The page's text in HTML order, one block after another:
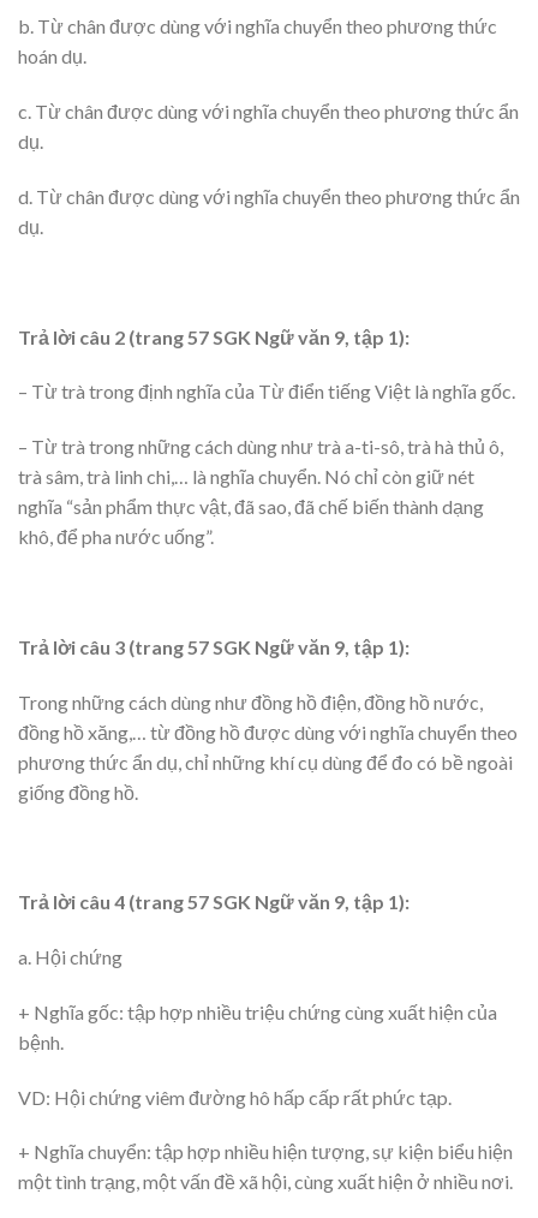
b. Từ chân được dùng với nghĩa chuyển theo phương thức
hoán dụ.
c. Từ chân được dùng với nghĩa chuyển theo phương thức ẩn
dụ.
d. Từ chân được dùng với nghĩa chuyển theo phương thức ẩn
dụ.
Trả lời câu 2 (trang 57 SGK Ngữ văn 9, tập 1):
– Từ trà trong định nghĩa của Từ điển tiếng Việt là nghĩa gốc.
– Từ trà trong những cách dùng như trà a-ti-sô, trà hà thủ ô,
trà sâm, trà linh chi,… là nghĩa chuyển. Nó chỉ còn giữ nét
nghĩa “sản phẩm thực vật, đã sao, đã chế biến thành dạng
khô, để pha nước uống”.
Trả lời câu 3 (trang 57 SGK Ngữ văn 9, tập 1):
Trong những cách dùng như đồng hồ điện, đồng hồ nước,
đồng hồ xăng,… từ đồng hồ được dùng với nghĩa chuyển theo
phương thức ẩn dụ, chỉ những khí cụ dùng để đo có bề ngoài
giống đồng hồ.
Trả lời câu 4 (trang 57 SGK Ngữ văn 9, tập 1):
a. Hội chứng
+ Nghĩa gốc: tập hợp nhiều triệu chứng cùng xuất hiện của
bệnh.
VD: Hội chứng viêm đường hô hấp cấp rất phức tạp.
+ Nghĩa chuyển: tập hợp nhiều hiện tượng, sự kiện biểu hiện
một tình trạng, một vấn đề xã hội, cùng xuất hiện ở nhiều nơi.